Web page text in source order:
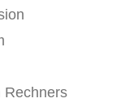
Rechners